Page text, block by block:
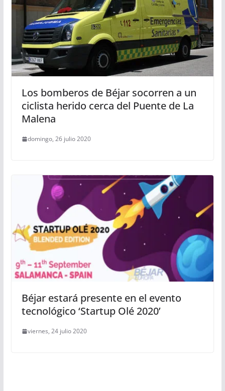
Los bomberos de Béjar socorren a un
ciclista herido cerca del Puente de La
Malena
domingo, 26 julio 2020
Béjar estará presente en el evento
tecnológico ‘Startup Olé 2020’
viernes, 24 julio 2020